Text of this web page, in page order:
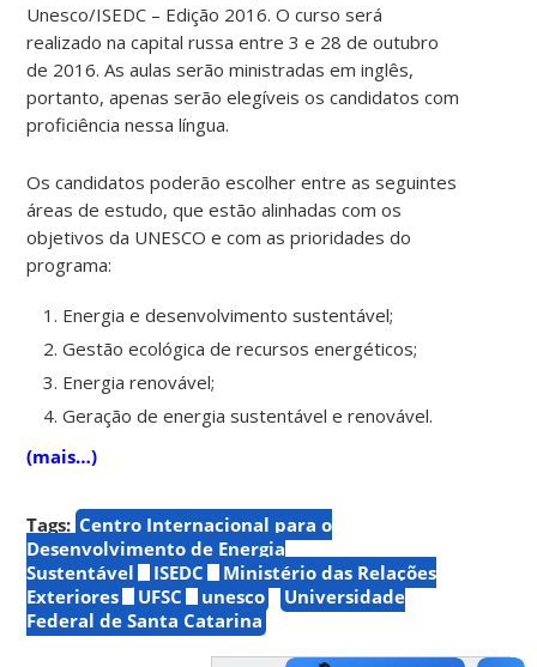
Unesco/ISEDC – Edição 2016. O curso será
realizado na capital russa entre 3 e 28 de outubro
de 2016. As aulas serão ministradas em inglês,
portanto, apenas serão elegíveis os candidatos com
proficiência nessa língua.
Os candidatos poderão escolher entre as seguintes
áreas de estudo, que estão alinhadas com os
objetivos da UNESCO e com as prioridades do
programa:
Energia e desenvolvimento sustentável;
Gestão ecológica de recursos energéticos;
Energia renovável;
Geração de energia sustentável e renovável.
(mais…)
Tags: Centro Internacional para o
Desenvolvimento de Energia
Sustentável
ISEDC
Ministério das Relações
Exteriores
UFSC unesco
Universidade
Federal de Santa Catarina